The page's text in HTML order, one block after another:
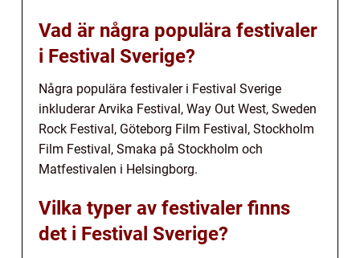
Vad är några populära festivaler
i Festival Sverige?
Några populära festivaler i Festival Sverige
inkluderar Arvika Festival, Way Out West, Sweden
Rock Festival, Göteborg Film Festival, Stockholm
Film Festival, Smaka på Stockholm och
Matfestivalen i Helsingborg.
Vilka typer av festivaler finns
det i Festival Sverige?